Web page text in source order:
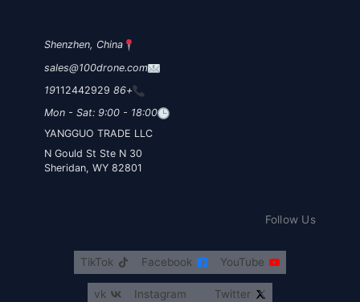
Shenzhen, China
sales@100drone.com
+86 19
112442929
Mon - Sat: 9:00 - 18:00
YANGGUO TRADE LLC
30 N Gould St Ste N
Sheridan, WY 82801
Follow Us
YouTube
Facebook
TikTok
Twitter
Instagram
vk